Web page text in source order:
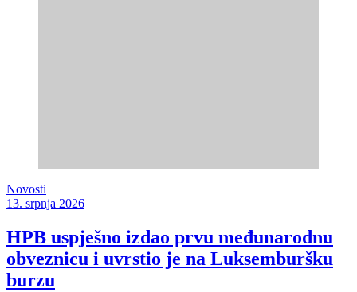
Novosti
13. srpnja 2026
HPB uspješno izdao prvu međunarodnu
obveznicu i uvrstio je na Luksemburšku
burzu